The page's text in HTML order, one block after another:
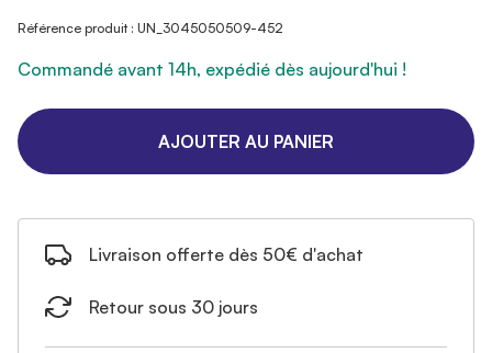
Référence produit : UN_3045050509-452
Commandé avant 14h, expédié dès aujourd'hui !
AJOUTER AU PANIER
Livraison offerte dès 50€ d'achat
Retour sous 30 jours